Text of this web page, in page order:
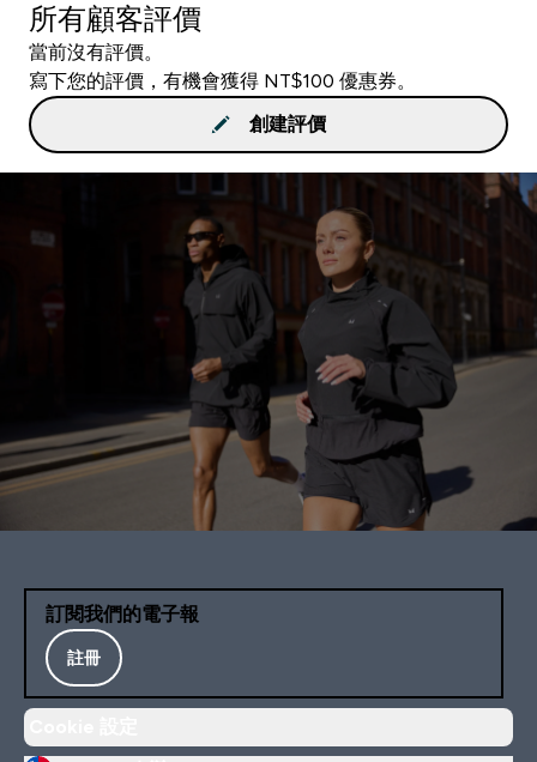
所有顧客評價
當前沒有評價。
寫下您的評價，有機會獲得 NT$100 優惠券。
創建評價
訂閱我們的電子報
註冊